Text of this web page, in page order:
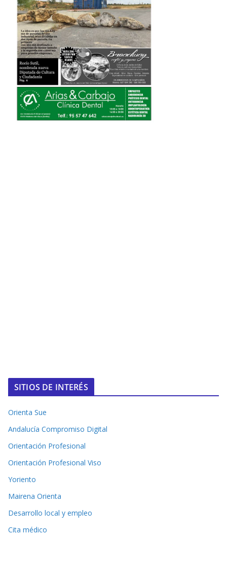
SITIOS DE INTERÉS
Orienta Sue
Andalucía Compromiso Digital
Orientación Profesional
Orientación Profesional Viso
Yoriento
Mairena Orienta
Desarrollo local y empleo
Cita médico